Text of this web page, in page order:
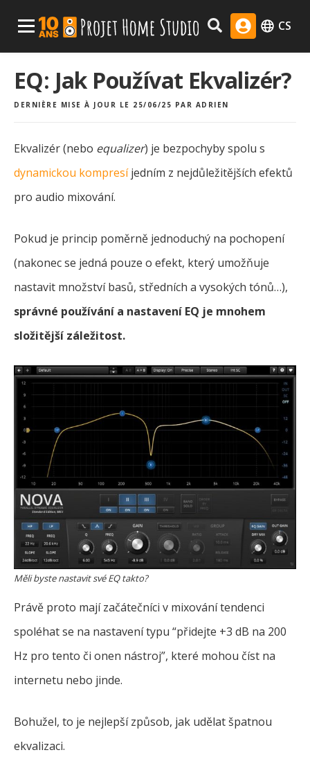
Menu Principal CS
EQ: Jak Používat Ekvalizér?
DERNIÈRE MISE À JOUR LE 25/06/25 PAR ADRIEN
Ekvalizér (nebo equalizer) je bezpochyby spolu s
dynamickou kompresíjedním z nejdůležitějších efektů
pro audio mixování.
Pokud je princip poměrně jednoduchý na pochopení
(nakonec se jedná pouze o efekt, který umožňuje
nastavit množství basů, středních a vysokých tónů…),
správné používání a nastavení EQ je mnohem
složitější záležitost.
Měli byste nastavit své EQ takto?
Právě proto mají začátečníci v mixování tendenci
spoléhat se na nastavení typu “přidejte +3 dB na 200
Hz pro tento či onen nástroj”, které mohou číst na
internetu nebo jinde.
Bohužel, to je nejlepší způsob, jak udělat špatnou
ekvalizaci.